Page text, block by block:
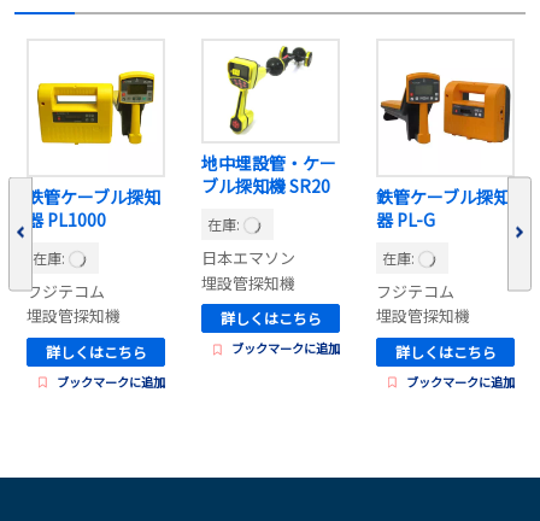
鉄管ケーブル探知
器 PL1000
在庫:
フジテコム
埋設管探知機
詳しくはこちら
ブックマークに追加
地中埋設管・ケー
ブル探知機 SR20
在庫:
日本エマソン
埋設管探知機
詳しくはこちら
ブックマークに追加
鉄管ケーブル探知
器 PL-G
在庫:
フジテコム
埋設管探知機
詳しくはこちら
ブックマークに追加